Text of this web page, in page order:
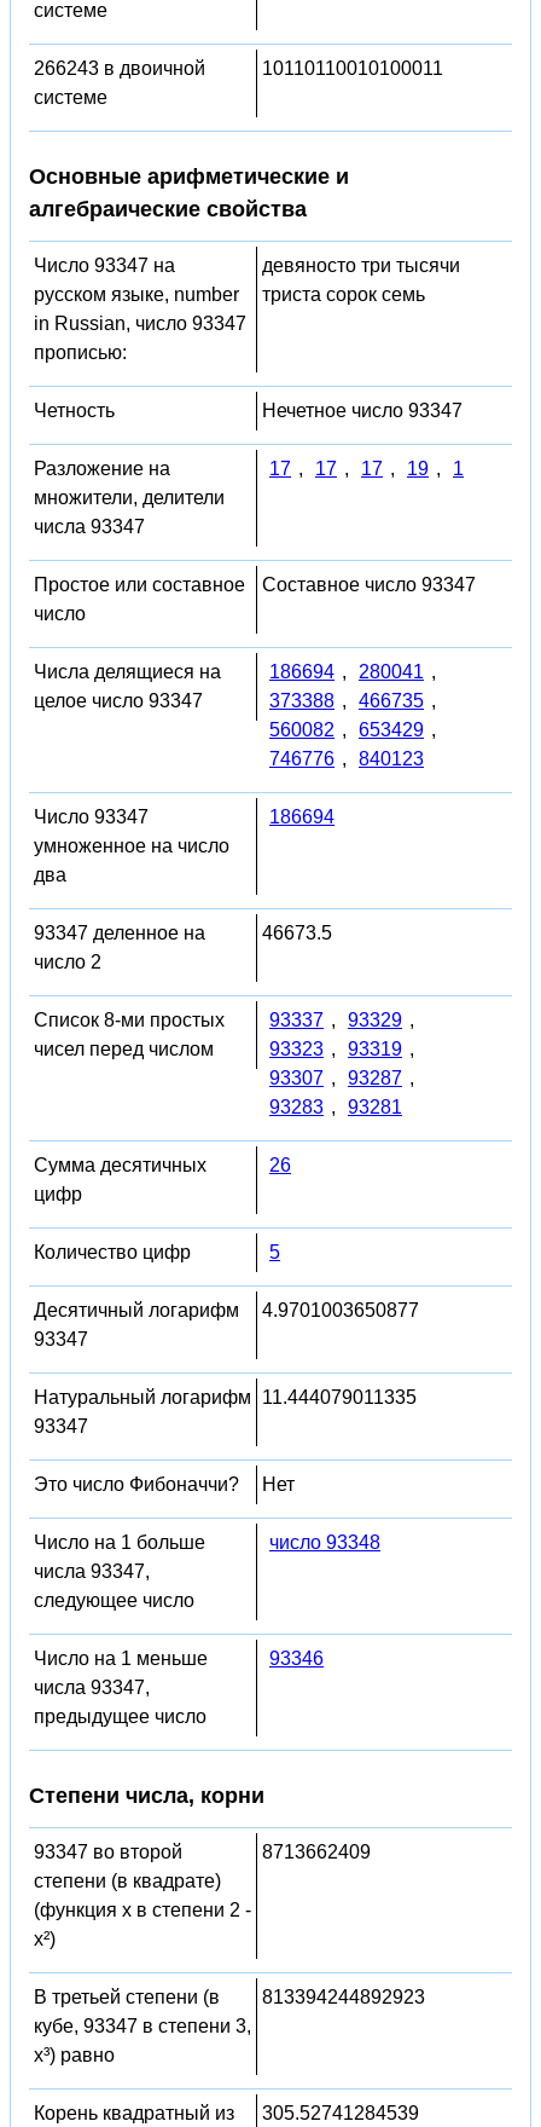
системе
266243 в двоичной
системе
10110110010100011
Основные арифметические и
алгебраические свойства
Число 93347 на
русском языке, number
in Russian, число 93347
прописью:
девяносто три тысячи
триста сорок семь
Четность Нечетное число 93347
Разложение на
множители, делители
числа 93347
17 , 17 , 17 , 19 , 1
Простое или составное
число
Составное число 93347
Числа делящиеся на
целое число 93347
186694 , 280041 ,
373388 , 466735 ,
560082 , 653429 ,
746776 , 840123
Число 93347
умноженное на число
два
186694
93347 деленное на
число 2
46673.5
Список 8-ми простых
чисел перед числом
93337 , 93329 ,
93323 , 93319 ,
93307 , 93287 ,
93283 , 93281
Сумма десятичных
цифр
26
Количество цифр 5
Десятичный логарифм
93347
4.9701003650877
Натуральный логарифм
93347
11.444079011335
Это число Фибоначчи? Нет
Число на 1 больше
числа 93347,
следующее число
число 93348
Число на 1 меньше
числа 93347,
предыдущее число
93346
Степени числа, корни
93347 во второй
степени (в квадрате)
(функция x в степени 2 -
x²)
8713662409
В третьей степени (в
кубе, 93347 в степени 3,
x³) равно
813394244892923
Корень квадратный из
305.52741284539